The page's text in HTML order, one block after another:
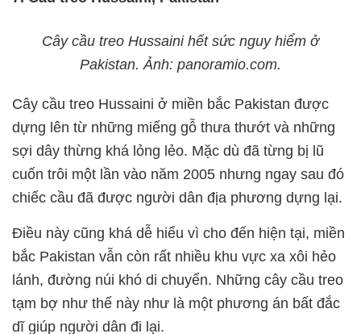
Cây cầu treo Hussaini hết sức nguy hiểm ở
Pakistan. Ảnh: panoramio.com.
Cây cầu treo Hussaini ở miền bắc Pakistan được
dựng lên từ những miếng gỗ thưa thướt và những
sợi dây thừng khá lỏng lẻo. Mặc dù đã từng bị lũ
cuốn trôi một lần vào năm 2005 nhưng ngay sau đó
chiếc cầu đã được người dân địa phương dựng lại.
Điều này cũng khá dễ hiểu vì cho đến hiện tại, miền
bắc Pakistan vẫn còn rất nhiều khu vực xa xôi hẻo
lánh, đường núi khó di chuyển. Những cây cầu treo
tạm bợ như thế này như là một phương án bất đắc
dĩ giúp người dân đi lại.